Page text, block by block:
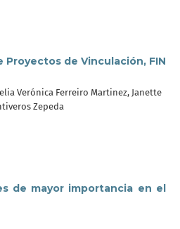
Proyectos de Vinculación, FIN
Verónica Ferreiro Martinez, Janette
Zepeda
de mayor importancia en el